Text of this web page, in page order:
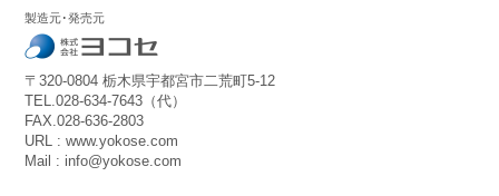
製造元･発売元
〒320-0804 栃木県宇都宮市二荒町5-12
TEL.028-634-7643（代）
FAX.028-636-2803
URL : www.yokose.com
Mail : info@yokose.com